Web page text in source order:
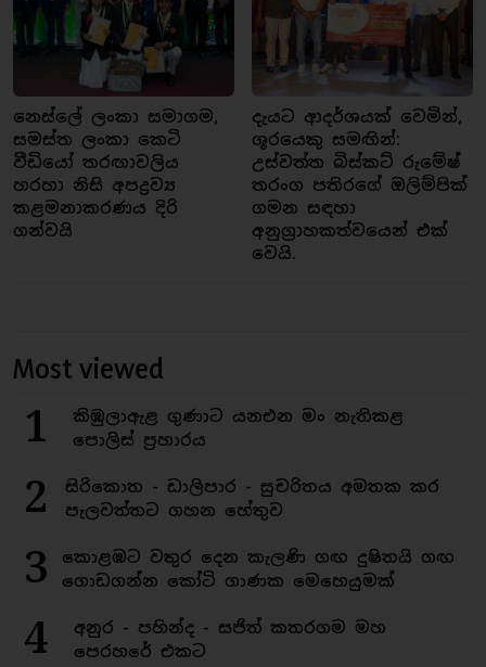
නෙස්ලේ ලංකා සමාගම,
සමස්ත ලංකා කෙටි
වීඩියෝ තරඟාවලිය
හරහා නිසි අපද්‍රව්‍ය
කළමනාකරණය දිරි
ගන්වයි
දැයට ආදර්ශයක් වෙමින්,
ශූරයෙකු සමඟින්:
උස්වත්ත බිස්කට් රුමේෂ්
තරංග පතිරගේ ඔලිම්පික්
ගමන සඳහා
අනුග්‍රාහකත්වයෙන් එක්
වෙයි.
Most viewed
1
කිඹුලාඇළ ගුණාට යනඑන මං නැතිකළ
පොලිස් ප්‍රහාරය
2
සිරිකොත - ඩාලිපාර - සුචරිතය අමතක කර
පැලවත්තට ගහන හේතුව
3
කොළඹට වතුර දෙන කැලණි ගඟ දුෂිතයි ගඟ
ගොඩගන්න කෝටි ගාණක මෙහෙයුමක්
4
අනුර - පහින්ද - සජිත් කතරගම මහ
පෙරහරේ එකට